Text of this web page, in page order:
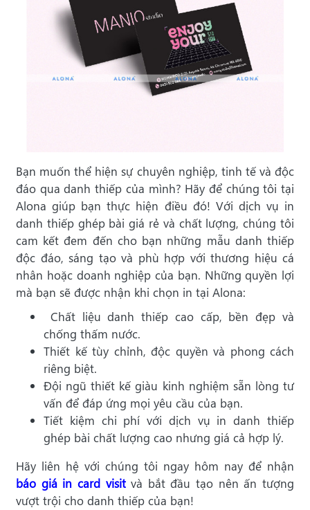
Bạn muốn thể hiện sự chuyên nghiệp, tinh tế và độc
đáo qua danh thiếp của mình? Hãy để chúng tôi tại
Alona giúp bạn thực hiện điều đó! Với dịch vụ in
danh thiếp ghép bài giá rẻ và chất lượng, chúng tôi
cam kết đem đến cho bạn những mẫu danh thiếp
độc đáo, sáng tạo và phù hợp với thương hiệu cá
nhân hoặc doanh nghiệp của bạn. Những quyền lợi
mà bạn sẽ được nhận khi chọn in tại Alona:
Chất liệu danh thiếp cao cấp, bền đẹp và
chống thấm nước.
Thiết kế tùy chỉnh, độc quyền và phong cách
riêng biệt.
Đội ngũ thiết kế giàu kinh nghiệm sẵn lòng tư
vấn để đáp ứng mọi yêu cầu của bạn.
Tiết kiệm chi phí với dịch vụ in danh thiếp
ghép bài chất lượng cao nhưng giá cả hợp lý.
Hãy liên hệ với chúng tôi ngay hôm nay để nhận
báo giá in card visitvà bắt đầu tạo nên ấn tượng
vượt trội cho danh thiếp của bạn!